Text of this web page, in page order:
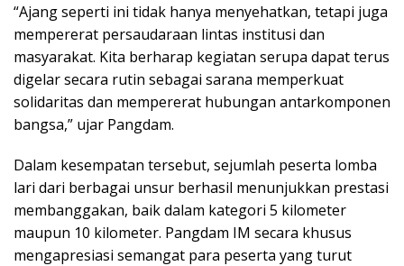
“Ajang seperti ini tidak hanya menyehatkan, tetapi juga
mempererat persaudaraan lintas institusi dan
masyarakat. Kita berharap kegiatan serupa dapat terus
digelar secara rutin sebagai sarana memperkuat
solidaritas dan mempererat hubungan antarkomponen
bangsa,” ujar Pangdam.
Dalam kesempatan tersebut, sejumlah peserta lomba
lari dari berbagai unsur berhasil menunjukkan prestasi
membanggakan, baik dalam kategori 5 kilometer
maupun 10 kilometer. Pangdam IM secara khusus
mengapresiasi semangat para peserta yang turut